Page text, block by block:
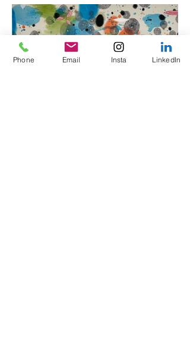
Phone Email Insta LinkedIn